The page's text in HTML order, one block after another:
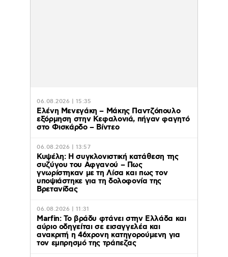
06.08.2026 | 15:35
Ελένη Μενεγάκη – Μάκης Παντζόπουλο
εξόρμηση στην Κεφαλονιά, πήγαν φαγητό
στο Φισκάρδο – Βίντεο
06.08.2026 | 13:57
Κυψέλη: Η συγκλονιστική κατάθεση της
συζύγου του Αφγανού – Πως
γνωρίστηκαν με τη Λίσα και πως τον
υποψιάστηκε για τη δολοφονία της
Βρετανίδας
06.08.2026 | 11:31
Marfin: Το βράδυ φτάνει στην Ελλάδα και
αύριο οδηγείται σε εισαγγελέα και
ανακριτή η 46χρονη κατηγορούμενη για
τον εμπρησμό της τράπεζας